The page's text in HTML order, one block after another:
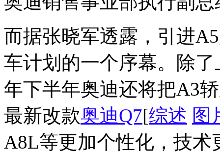
而据张晓军透露，引进
车计划的一个序幕。除
年下半年奥迪还将把A3
最新改款奥迪Q7[综述 图
A8L等更加个性化，技术